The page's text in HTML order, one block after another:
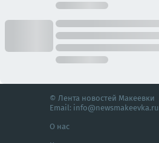
© Лента новостей Макеевки
Email: info@newsmakeevka.ru
О нас